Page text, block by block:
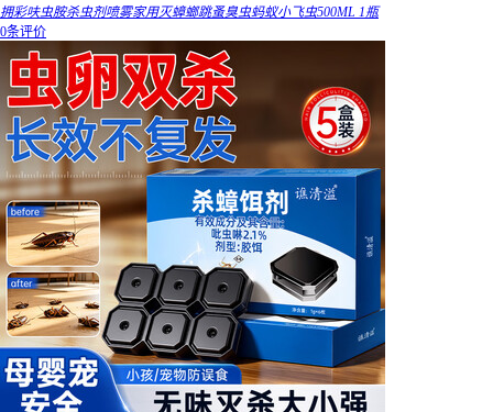
拥彩呋虫胺杀虫剂喷雾家用灭蟑螂跳蚤臭虫蚂蚁小飞虫500ML 1瓶
0条评价